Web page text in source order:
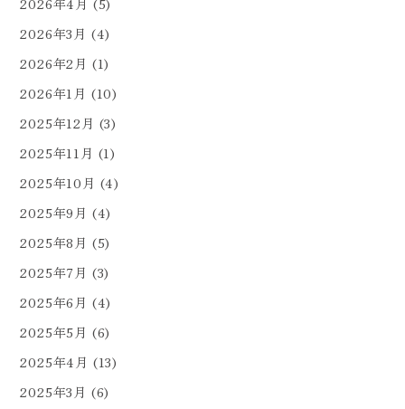
2026年4月 (5)
2026年3月 (4)
2026年2月 (1)
2026年1月 (10)
2025年12月 (3)
2025年11月 (1)
2025年10月 (4)
2025年9月 (4)
2025年8月 (5)
2025年7月 (3)
2025年6月 (4)
2025年5月 (6)
2025年4月 (13)
2025年3月 (6)